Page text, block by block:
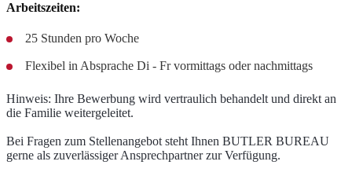
Arbeitszeiten:
25 Stunden pro Woche
Flexibel in Absprache Di - Fr vormittags oder nachmittags
Hinweis: Ihre Bewerbung wird vertraulich behandelt und direkt an
die Familie weitergeleitet.
Bei Fragen zum Stellenangebot steht Ihnen BUTLER BUREAU
gerne als zuverlässiger Ansprechpartner zur Verfügung.